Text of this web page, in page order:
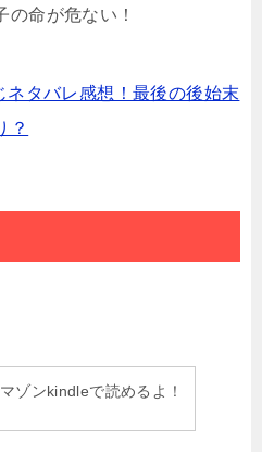
の命が危ない！
ネタバレ感想！最後の後始末
？
ゾンkindleで読めるよ！